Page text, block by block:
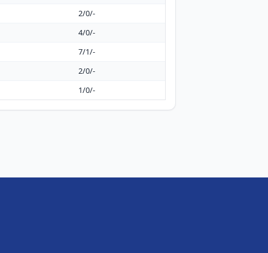
2/0/-
4/0/-
7/1/-
2/0/-
1/0/-